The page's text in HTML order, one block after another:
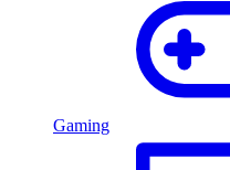
Gaming